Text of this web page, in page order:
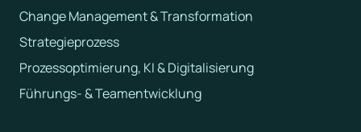
Change Management & Transformation
Strategieprozess
Prozessoptimierung, KI & Digitalisierung
Führungs- & Teamentwicklung